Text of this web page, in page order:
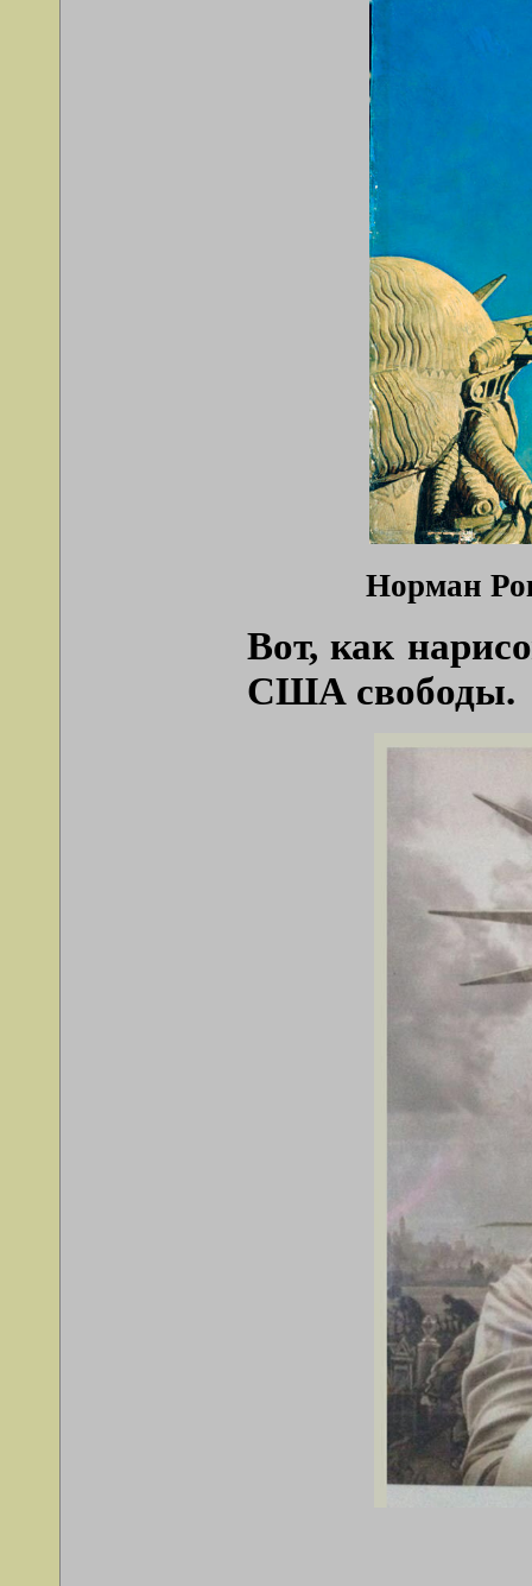
Норман
Вот, как
США свободы.